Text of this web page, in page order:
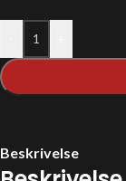
Beskrivelse